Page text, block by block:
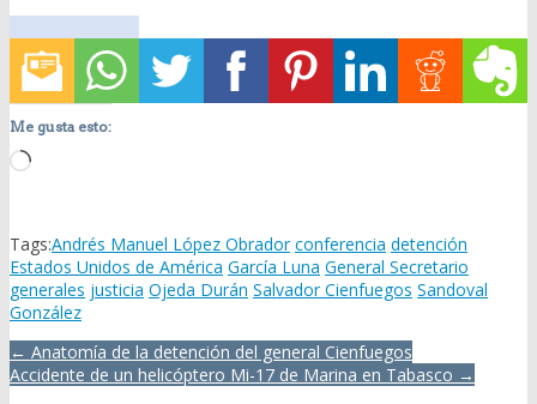
Me gusta esto:
Loading…
Tags:Andrés Manuel López Obrador conferencia detención
Estados Unidos de América García Luna General Secretario
generales justicia Ojeda Durán Salvador Cienfuegos Sandoval
González
Post
navigation
← Anatomía de la detención del general Cienfuegos
Accidente de un helicóptero Mi-17 de Marina en Tabasco →